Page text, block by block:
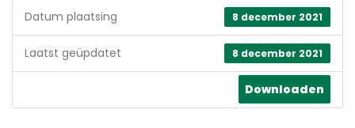
8 december 2021
Datum plaatsing
8 december 2021
Laatst geüpdatet
Downloaden